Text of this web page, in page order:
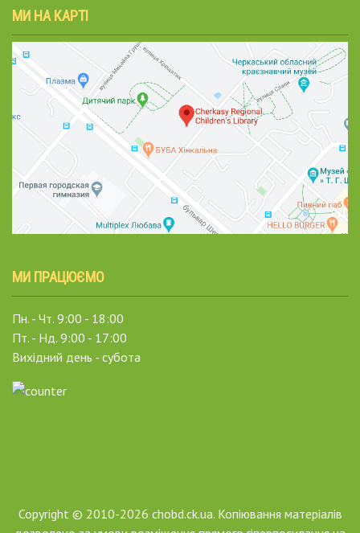
МИ НА КАРТІ
МИ ПРАЦЮЄМО
Пн. - Чт. 9:00 - 18:00
Пт. - Нд. 9:00 - 17:00
Вихідний день - субота
Copyright © 2010-2026 chobd.ck.ua. Копіювання матеріалів